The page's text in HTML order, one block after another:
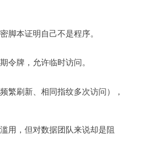
脚本证明自己不是程序。
令牌，允许临时访问。
繁刷新、相同指纹多次访问），
用，但对数据团队来说却是阻